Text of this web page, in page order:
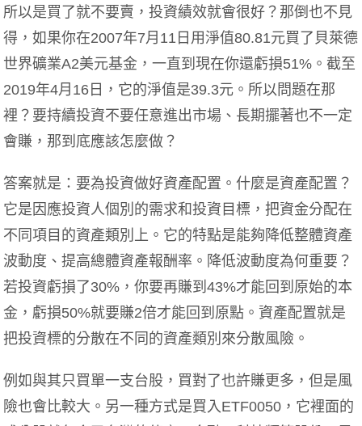
所以是買了就不要賣，投資績效就會很好？那倒也不見
得，如果你在2007年7月11日用淨值80.81元買了貝萊德
世界礦業A2美元基金，一直到現在你還虧損51%。截至
2019年4月16日，它的淨值是39.3元。所以問題在那
裡？要持續投資不要任意進出市場、長期擺著也不一定
會賺，那到底應該怎麼做？
答案就是：要為投資做好資產配置。什麼是資產配置？
它是因應投資人個別的需求和投資目標，把資金分配在
不同項目的資產類別上。它的特點是能夠降低整體資產
波動度、提高總體資產報酬率。降低波動度為何重要？
若投資虧損了30%，你要再賺到43%才能回到原始的本
金，虧損50%就要賺2倍才能回到原點。資產配置就是
把投資標的分散在不同的資產類別來分散風險。
例如與其只買單一支台股，買對了也許賺更多，但是風
險也會比較大。另一種方式是買入ETF0050，它裡面的